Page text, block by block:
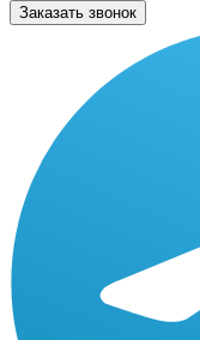
Заказать звонок